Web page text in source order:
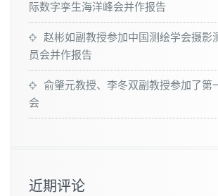
际数字孪生海洋峰会并作报告
赵彬如副教授参加中国测绘学会摄影
员会并作报告
俞肇元教授、李冬双副教授参加了第
会
近期评论